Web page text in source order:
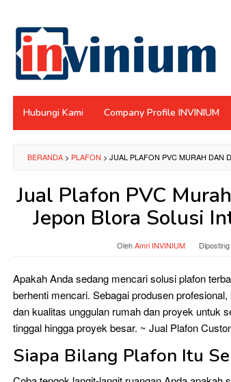
konten
Hubungi Kami Company Profile INVINIUM
BERANDA > PLAFON > JUAL PLAFON PVC MURAH DAN
Jual Plafon PVC
Jepon Blora Solusi
OlehAmri INVINIUM
Apakah Anda sedang mencari solusi plafon
berhenti mencari. Sebagai produsen
dan kualitas unggulan rumah dan proyek untuk
tinggal hingga proyek besar. ~ Jual Plafon
Siapa Bilang Plafon Itu